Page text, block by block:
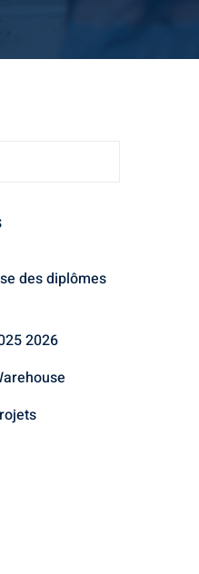
des diplômes
2026